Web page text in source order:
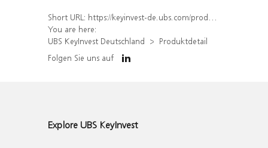
Short URL: https://keyinvest-de.ubs.com/produkt/detail/index/isin/DE000WA8LY40
You are here:
UBS KeyInvest Deutschland
Produktdetail
Folgen Sie uns auf
Explore UBS KeyInvest